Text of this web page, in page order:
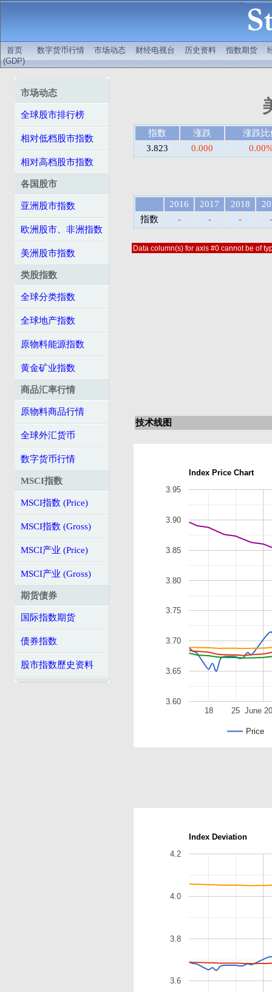
首页 数字货币行情 市场动态 财经电视台 历史资料 指数期货
(GDP)
市场动态
全球股市排行榜
相对低档股市指数
相对高档股市指数
各国股市
亚洲股市指数
欧洲股市、非洲指数
美洲股市指数
类股指数
全球分类指数
全球地产指数
原物料能源指数
黄金矿业指数
商品汇率行情
原物料商品行情
全球外汇货币
数字货币行情
MSCI指数
MSCI指数 (Price)
MSCI指数 (Gross)
MSCI产业 (Price)
MSCI产业 (Gross)
期货债券
国际指数期货
债券指数
股市指数歷史资料
指数 涨跌
涨跌比
3.823
0.000
2016 2017 2018
指数
- - - -
Data column(s) for axis #0 cannot be of
技术线图
Index Price Chart
Price
June
18 25
3.60
3.65
3.70
3.75
3.80
3.85
3.90
3.95
Index Deviation
3.6
3.8
4.0
4.2